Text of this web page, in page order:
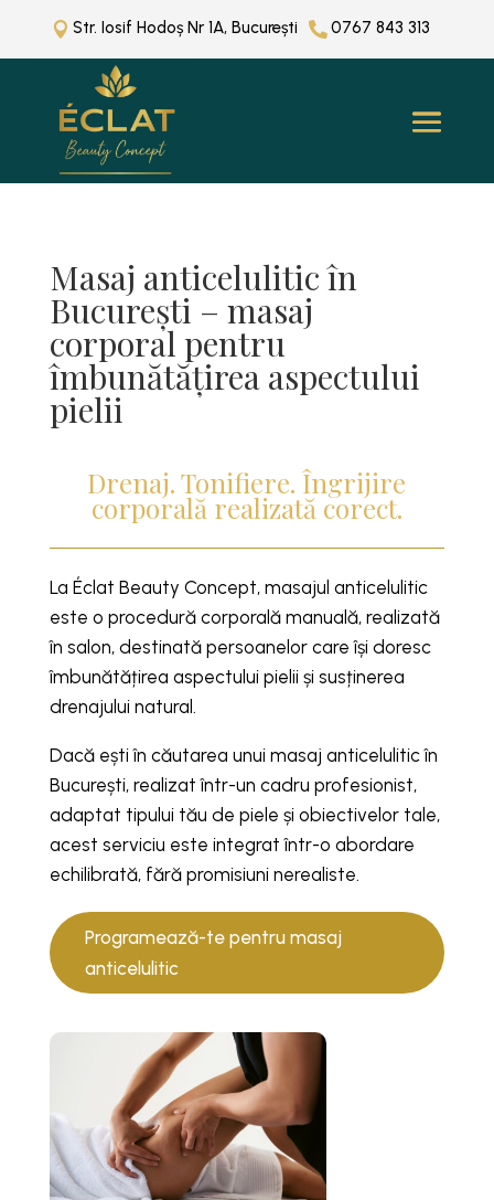
 Str. Iosif Hodoș Nr 1A, București 0767 843 313
Masaj anticelulitic în
București – masaj
corporal pentru
îmbunătățirea aspectului
pielii
Drenaj. Tonifiere. Îngrijire
corporală realizată corect.
La Éclat Beauty Concept, masajul anticelulitic
este o procedură corporală manuală, realizată
în salon, destinată persoanelor care își doresc
îmbunătățirea aspectului pielii și susținerea
drenajului natural.
Dacă ești în căutarea unui masaj anticelulitic în
București, realizat într-un cadru profesionist,
adaptat tipului tău de piele și obiectivelor tale,
acest serviciu este integrat într-o abordare
echilibrată, fără promisiuni nerealiste.
Programează-te pentru masaj
anticelulitic